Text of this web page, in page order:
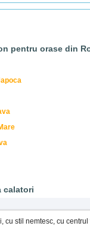
pentru orase din
calatori
cu stil nemtesc, cu